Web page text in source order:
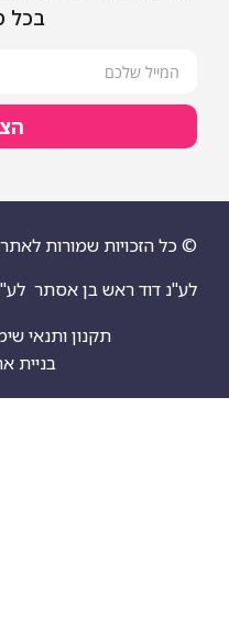
בכל
© כל הזכויות שמורות
לע"נ דוד ראש בן אסתר
תקנון ותנאי
בניית